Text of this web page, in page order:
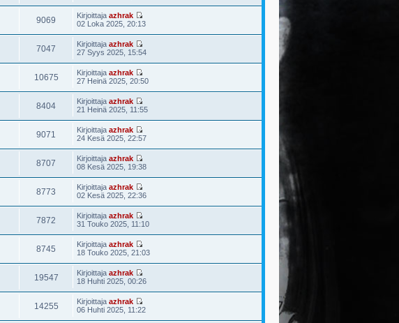
9069 Kirjoittaja azhrak
02 Loka 2025, 20:13
7047 Kirjoittaja azhrak
27 Syys 2025, 15:54
10675 Kirjoittaja azhrak
27 Heinä 2025, 20:50
8404 Kirjoittaja azhrak
21 Heinä 2025, 11:55
9071 Kirjoittaja azhrak
24 Kesä 2025, 22:57
8707 Kirjoittaja azhrak
08 Kesä 2025, 19:38
8773 Kirjoittaja azhrak
02 Kesä 2025, 22:36
7872 Kirjoittaja azhrak
31 Touko 2025, 11:10
8745 Kirjoittaja azhrak
18 Touko 2025, 21:03
19547 Kirjoittaja azhrak
18 Huhti 2025, 00:26
14255 Kirjoittaja azhrak
06 Huhti 2025, 11:22